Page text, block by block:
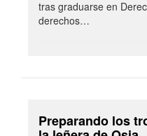
tras graduarse en
derechos…
Preparando los